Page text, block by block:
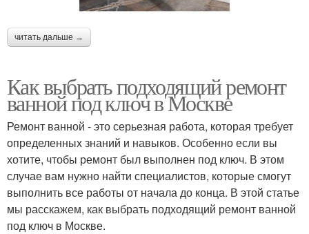
читать дальше →
Как выбрать подходящий ремонт
ванной под ключ в Москве
Ремонт ванной - это серьезная работа, которая требует
определенных знаний и навыков. Особенно если вы
хотите, чтобы ремонт был выполнен под ключ. В этом
случае вам нужно найти специалистов, которые смогут
выполнить все работы от начала до конца. В этой статье
мы расскажем, как выбрать подходящий ремонт ванной
под ключ в Москве.